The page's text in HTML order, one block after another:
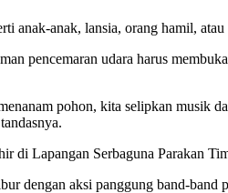
anak-anak, lansia, orang hamil,
pencemaran udara harus
pohon, kita selipkan musik
di Lapangan Serbaguna Parakan
dengan aksi panggung band-